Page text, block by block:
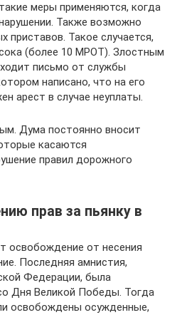
меры применяются, когда
Также возможно
приставов. Такое случается,
(более 10 МРОТ). Злостным
письмо от службы
написано, что на его
арест в случае неуплаты.
Дума постоянно вносит
касаются
правил дорожного
прав за пьянку в
освобождение от несения
Последняя амнистия,
Федерации, была
Дня Великой Победы. Тогда
освобождены осужденные,